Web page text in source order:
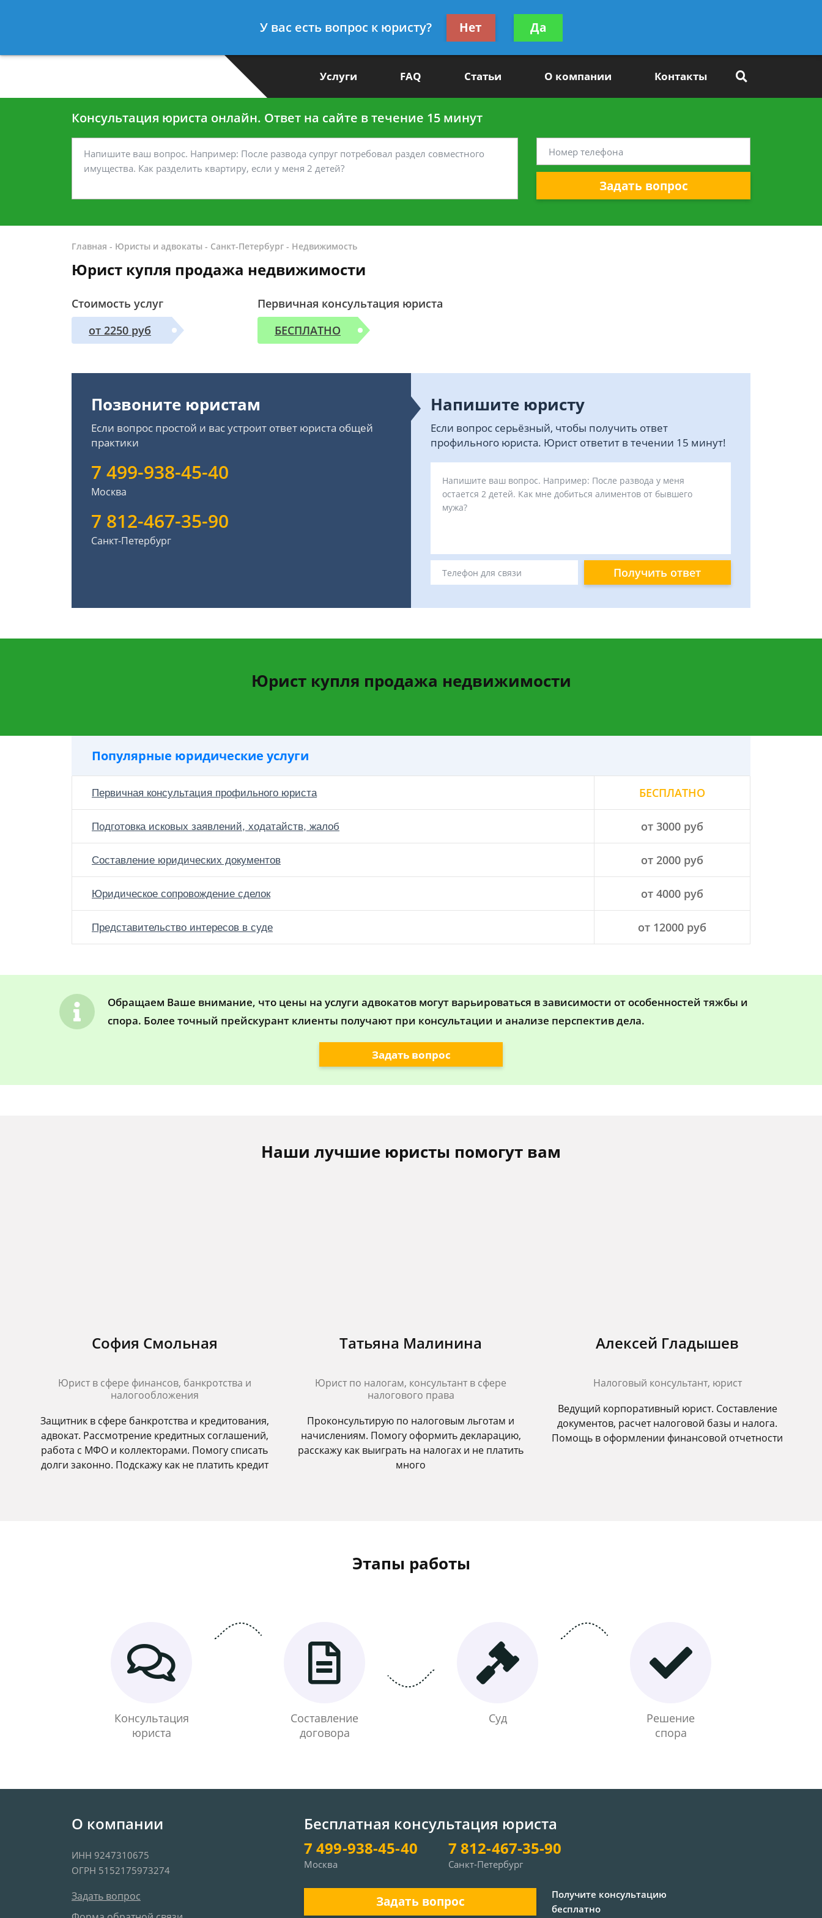
7 812-467-35-90
Получите консультацию
бесплатно
Услуги FAQ Статьи О компании Контакты
Консультация юриста онлайн. Ответ на сайте в течение 15 минут
Задать вопрос
Главная - Юристы и адвокаты - Санкт-Петербург - Недвижимость
Юрист купля продажа недвижимости
Стоимость услуг
от 2250 руб
Первичная консультация юриста
БЕСПЛАТНО
Позвоните юристам
Если вопрос простой и вас устроит ответ юриста общей
практики
7 499-938-45-40
Москва
7 812-467-35-90
Санкт-Петербург
Напишите юристу
Если вопрос серьёзный, чтобы получить ответ
профильного юриста. Юрист ответит в течении 15 минут!
Получить ответ
Юрист купля продажа недвижимости
Популярные юридические услуги
Первичная консультация профильного юриста БЕСПЛАТНО
Подготовка исковых заявлений, ходатайств, жалоб от 3000 руб
Составление юридических документов от 2000 руб
Юридическое сопровождение сделок от 4000 руб
Представительство интересов в суде от 12000 руб
Обращаем Ваше внимание, что цены на услуги адвокатов могут варьироваться в зависимости от особенностей тяжбы и
спора. Более точный прейскурант клиенты получают при консультации и анализе перспектив дела.
Задать вопрос
Наши лучшие юристы помогут вам
София Смольная
Юрист в сфере финансов, банкротства и
налогообложения
Защитник в сфере банкротства и кредитования,
адвокат. Рассмотрение кредитных соглашений,
работа с МФО и коллекторами. Помогу списать
долги законно. Подскажу как не платить кредит
Татьяна Малинина
Юрист по налогам, консультант в сфере
налогового права
Проконсультирую по налоговым льготам и
начислениям. Помогу оформить декларацию,
расскажу как выиграть на налогах и не платить
много
Алексей Гладышев
Налоговый консультант, юрист
Ведущий корпоративный юрист. Составление
документов, расчет налоговой базы и налога.
Помощь в оформлении финансовой отчетности
Этапы работы
Консультация
юриста
Составление
договора
Суд
Решение
спора
О компании
ИНН 9247310675
ОГРН 5152175973274
Задать вопрос
Бесплатная консультация юриста
7 499-938-45-40
Москва
7 812-467-35-90
Санкт-Петербург
Задать вопрос
Получите консультацию
бесплатно
У вас есть вопрос к юристу? Нет Да